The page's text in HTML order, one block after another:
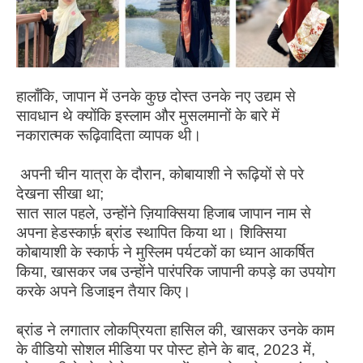
हालाँकि, जापान में उनके कुछ दोस्त उनके नए उद्यम से
सावधान थे क्योंकि इस्लाम और मुसलमानों के बारे में
नकारात्मक रूढ़िवादिता व्यापक थी।
अपनी चीन यात्रा के दौरान, कोबायाशी ने रूढ़ियों से परे
देखना सीखा था;
सात साल पहले, उन्होंने ज़ियाक्सिया हिजाब जापान नाम से
अपना हेडस्कार्फ़ ब्रांड स्थापित किया था। शिक्सिया
कोबायाशी के स्कार्फ ने मुस्लिम पर्यटकों का ध्यान आकर्षित
किया, खासकर जब उन्होंने पारंपरिक जापानी कपड़े का उपयोग
करके अपने डिजाइन तैयार किए।
ब्रांड ने लगातार लोकप्रियता हासिल की, खासकर उनके काम
के वीडियो सोशल मीडिया पर पोस्ट होने के बाद, 2023 में,